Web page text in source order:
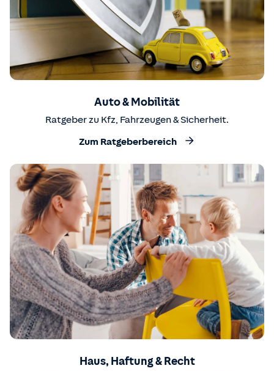
Auto & Mobilität
Ratgeber zu Kfz, Fahrzeugen & Sicherheit.
Zum Ratgeberbereich
Haus, Haftung & Recht